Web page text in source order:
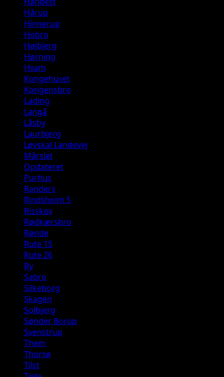
Hårup
Hinnerup
Hobro
Højbjerg
Hørning
Hvam
Kongehuset
Kongensbro
Lading
Langå
Låsby
Laurbjerg
Løvskal Landevej
Mårslet
Opdateret
Purhus
Randers
Rindsholm S
Risskov
Rødkærsbro
Rønde
Rute 15
Rute 26
Ry
Sabro
Silkeborg
Skagen
Solbjerg
Sønder Borup
Svenstrup
Them
Thorsø
Tilst